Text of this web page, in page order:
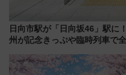
日向市駅が「日向坂46」駅に
州が記念きっぷや臨時列車で